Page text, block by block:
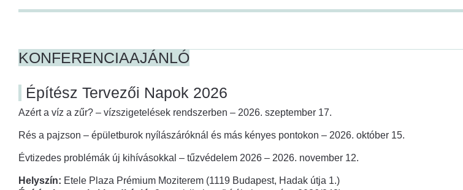
KONFERENCIAAJÁNLÓ
Építész Tervezői Napok 2026
Azért a víz a zűr? – vízszigetelések rendszerben – 2026. szeptember 17.
Rés a pajzson – épületburok nyílászáróknál és más kényes pontokon – 2026. október 15.
Évtizedes problémák új kihívásokkal – tűzvédelem 2026 – 2026. november 12.
Helyszín: Etele Plaza Prémium Moziterem (1119 Budapest, Hadak útja 1.)